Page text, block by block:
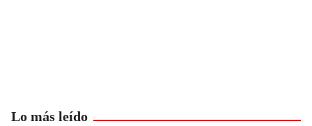
Lo más leído